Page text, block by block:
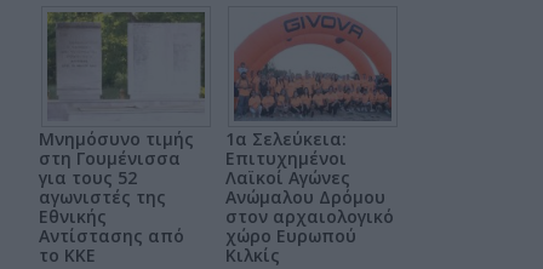
Μνημόσυνο τιμής
στη Γουμένισσα
για τους 52
αγωνιστές της
Εθνικής
Αντίστασης από
το ΚΚΕ
1α Σελεύκεια:
Επιτυχημένοι
Λαϊκοί Αγώνες
Ανώμαλου Δρόμου
στον αρχαιολογικό
χώρο Ευρωπού
Κιλκίς